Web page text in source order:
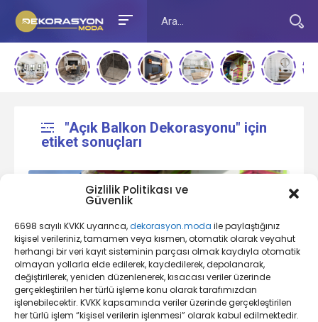
Gizlilik Politikası ve
Güvenlik
6698 sayılı KVKK uyarınca,dekorasyon.moda ile paylaştığınız
kişisel verileriniz, tamamen veya kısmen, otomatik olarak veyahut
herhangi bir veri kayıt sisteminin parçası olmak kaydıyla otomatik
olmayan yollarla elde edilerek, kaydedilerek, depolanarak,
değiştirilerek, yeniden düzenlenerek, kısacası veriler üzerinde
gerçekleştirilen her türlü işleme konu olarak tarafımızdan
işlenebilecektir. KVKK kapsamında veriler üzerinde gerçekleştirilen
her türlü işlem “kişisel verilerin işlenmesi” olarak kabul edilmektedir.
"Açık Balkon Dekorasyonu" için
etiket sonuçları
Balkon Dekorasyonu Nedir?